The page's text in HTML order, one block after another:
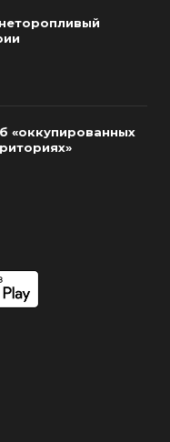
«оккупированных